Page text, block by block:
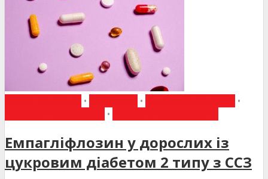
• •
•
•
Емпагліфлозин у дорослих із
цукровим діабетом 2 типу з ССЗ